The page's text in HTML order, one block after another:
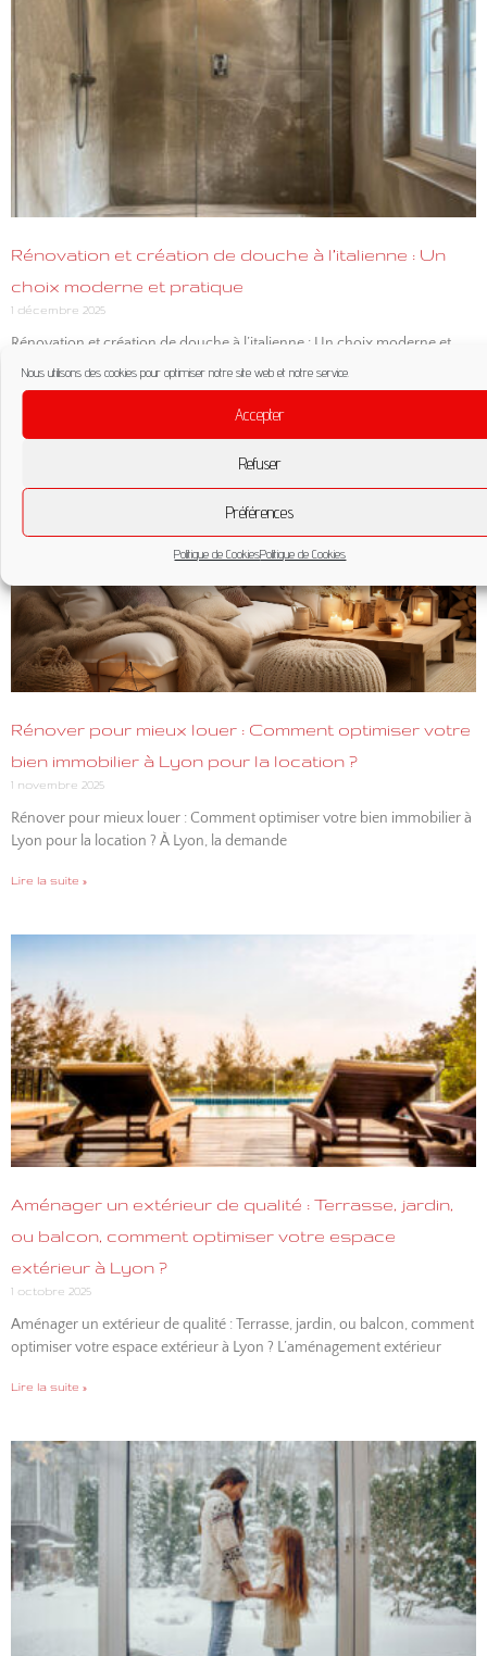
Nous utilisons des cookies pour optimiser notre site web et notre service.
Accepter
Refuser
Préférences
Politique de CookiesPolitique de Cookies
Rénovation et création de douche à l’italienne : Un
choix moderne et pratique
1 décembre 2025
Rénovation et création de douche à l’italienne : Un choix moderne et
pratique La douche à l’italienne, avec son design
Rénover pour mieux louer : Comment optimiser votre
bien immobilier à Lyon pour la location ?
1 novembre 2025
Rénover pour mieux louer : Comment optimiser votre bien immobilier à
Lyon pour la location ? À Lyon, la demande
Lire la suite »
Aménager un extérieur de qualité : Terrasse, jardin,
ou balcon, comment optimiser votre espace
extérieur à Lyon ?
1 octobre 2025
Aménager un extérieur de qualité : Terrasse, jardin, ou balcon, comment
optimiser votre espace extérieur à Lyon ? L’aménagement extérieur
Lire la suite »